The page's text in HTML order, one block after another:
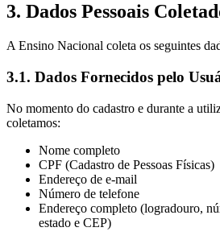
3. Dados Pessoais
A Ensino Nacional coleta os seguintes
3.1. Dados Fornecidos pelo
No momento do cadastro e durante a
coletamos:
Nome completo
CPF (Cadastro de Pessoas Físicas)
Endereço de e-mail
Número de telefone
Endereço completo (logradouro,
estado e CEP)